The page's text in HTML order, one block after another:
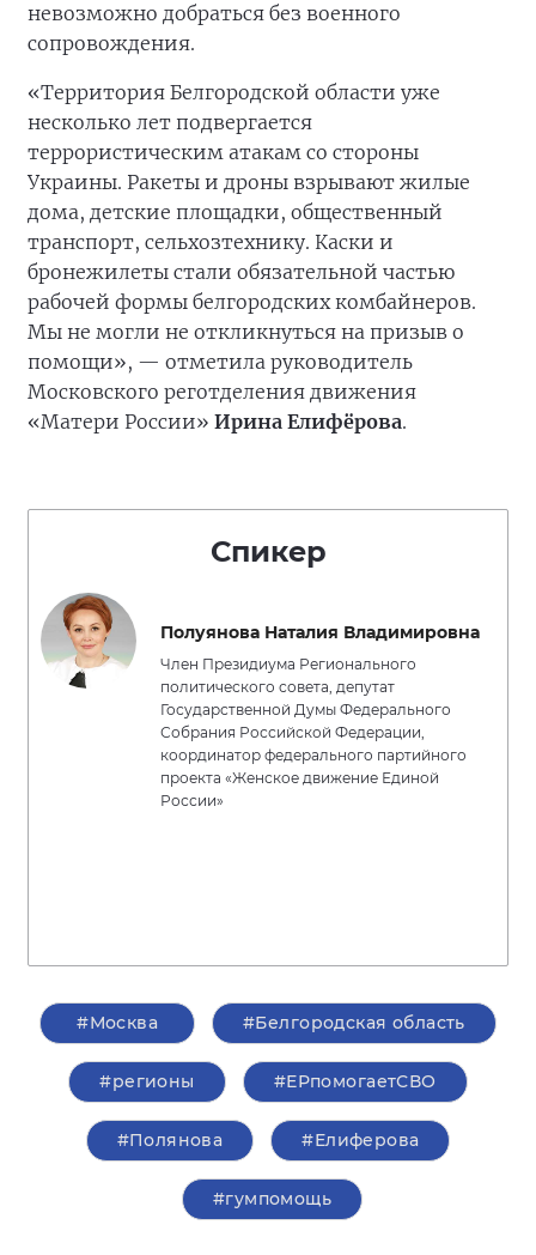
невозможно добраться без военного
сопровождения.
«Территория Белгородской области уже
несколько лет подвергается
террористическим атакам со стороны
Украины. Ракеты и дроны взрывают жилые
дома, детские площадки, общественный
транспорт, сельхозтехнику. Каски и
бронежилеты стали обязательной частью
рабочей формы белгородских комбайнеров.
Мы не могли не откликнуться на призыв о
помощи», — отметила руководитель
Московского реготделения движения
«Матери России» Ирина Елифёрова.
Спикер
Полуянова Наталия Владимировна
Член Президиума Регионального
политического совета, депутат
Государственной Думы Федерального
Собрания Российской Федерации,
координатор федерального партийного
проекта «Женское движение Единой
России»
#Москва #Белгородская область
#регионы #ЕРпомогаетСВО
#Полянова #Елиферова
#гумпомощь